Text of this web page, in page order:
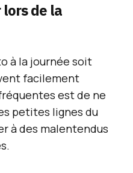
de la
à la journée soit
facilement
est de ne
petites lignes du
à des malentendus